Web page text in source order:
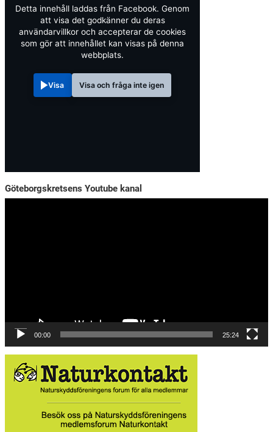
Detta innehåll laddas från Facebook. Genom
att visa det godkänner du deras
användarvillkor och accepterar de cookies
som gör att innehållet kan visas på denna
webbplats.
Visa Visa och fråga inte igen
Göteborgskretsens Youtube kanal
00:00 25:24